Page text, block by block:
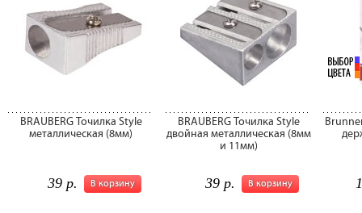
BRAUBERG Точилка Style
металлическая (8мм)
В корзину
39 р.
BRAUBERG Точилка Style
двойная металлическая (8мм
и 11мм)
В корзину
39 р.